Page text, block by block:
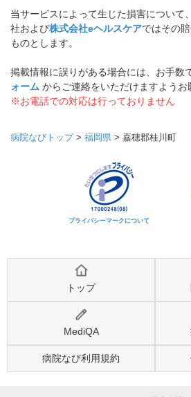
当サービスによって生じた損害について
社および株式会社eヘルスケアではその
ものとします。
掲載情報に誤りがある場合には、お手数
ォーム からご連絡をいただけますようお
※お電話での対応は行っておりません
病院なびトップ> 福岡県 > 嘉穂郡桂川町
プライバシーマークについて
トップ
MediQA
病院なび利用規約